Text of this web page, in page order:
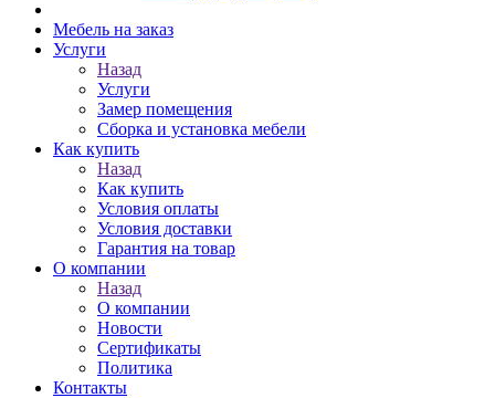
Мебель на заказ
Услуги
Назад
Услуги
Замер помещения
Сборка и установка мебели
Как купить
Назад
Как купить
Условия оплаты
Условия доставки
Гарантия на товар
О компании
Назад
О компании
Новости
Сертификаты
Политика
Контакты